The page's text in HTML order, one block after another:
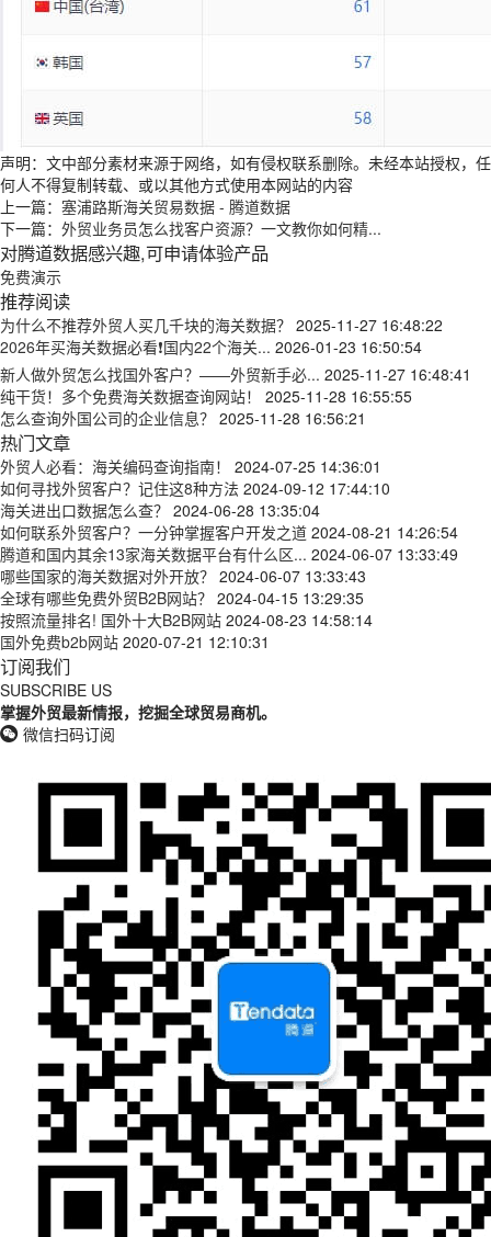
声明：文中部分素材来源于网络，如有侵权联系删除。未经本站授权，任
何人不得复制转载、或以其他方式使用本网站的内容
上一篇： 塞浦路斯海关贸易数据 - 腾道数据
下一篇： 外贸业务员怎么找客户资源？一文教你如何精...
对腾道数据感兴趣,可申请体验产品
免费演示
推荐阅读
为什么不推荐外贸人买几千块的海关数据？ 2025-11-27 16:48:22
2026年买海关数据必看❗国内22个海关... 2026-01-23 16:50:54
新人做外贸怎么找国外客户？——外贸新手必... 2025-11-27 16:48:41
纯干货！多个免费海关数据查询网站！
2025-11-28 16:55:55
怎么查询外国公司的企业信息？ 2025-11-28 16:56:21
热门文章
外贸人必看：海关编码查询指南！
2024-07-25 14:36:01
如何寻找外贸客户？记住这8种方法 2024-09-12 17:44:10
海关进出口数据怎么查？ 2024-06-28 13:35:04
如何联系外贸客户？一分钟掌握客户开发之道 2024-08-21 14:26:54
腾道和国内其余13家海关数据平台有什么区... 2024-06-07 13:33:49
哪些国家的海关数据对外开放？ 2024-06-07 13:33:43
全球有哪些免费外贸B2B网站？ 2024-04-15 13:29:35
按照流量排名! 国外十大B2B网站 2024-08-23 14:58:14
国外免费b2b网站 2020-07-21 12:10:31
订阅我们
SUBSCRIBE US
掌握外贸最新情报，挖掘全球贸易商机。
微信扫码订阅